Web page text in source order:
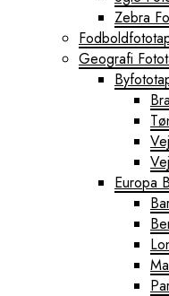
Zebra
Geografi
Europa